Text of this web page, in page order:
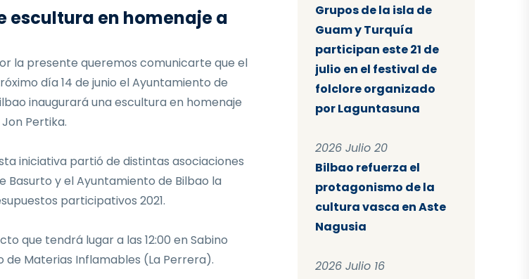
escultura en homenaje a
la presente queremos comunicarte que el
día 14 de junio el Ayuntamiento de
inaugurará una escultura en homenaje
Pertika.
iniciativa partió de distintas asociaciones
Basurto y el Ayuntamiento de Bilbao la
participativos 2021.
que tendrá lugar a las 12:00 en Sabino
de Materias Inflamables (La Perrera).
Grupos de la isla de
Guam y Turquía
participan este 21 de
julio en el festival de
folclore organizado
por Laguntasuna
2026 Julio 20
Bilbao refuerza el
protagonismo de la
cultura vasca en Aste
Nagusia
2026 Julio 16